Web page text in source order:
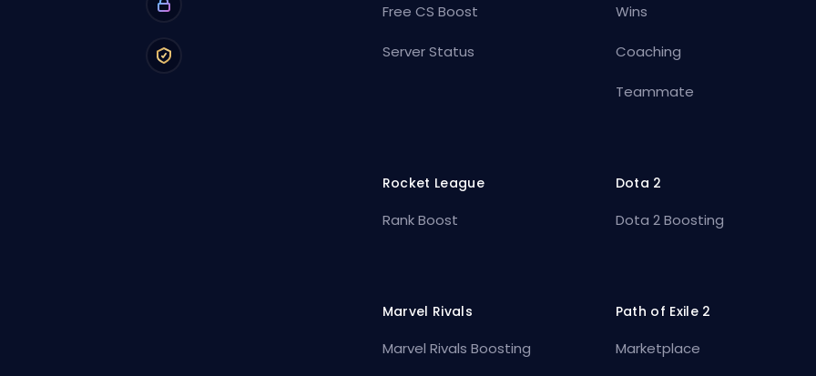
Free CS Boost
Server Status
Wins
Coaching
Teammate
Rocket League
Rank Boost
Dota 2
Dota 2 Boosting
Marvel Rivals
Marvel Rivals Boosting
Path of Exile 2
Marketplace